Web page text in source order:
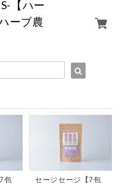
【ハー
ーブ農
包
セージセージ【7包